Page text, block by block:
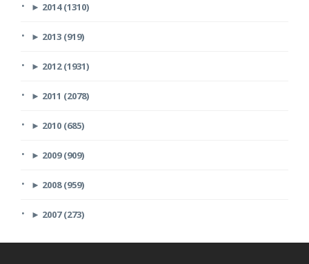
► 2014 (1310)
► 2013 (919)
► 2012 (1931)
► 2011 (2078)
► 2010 (685)
► 2009 (909)
► 2008 (959)
► 2007 (273)